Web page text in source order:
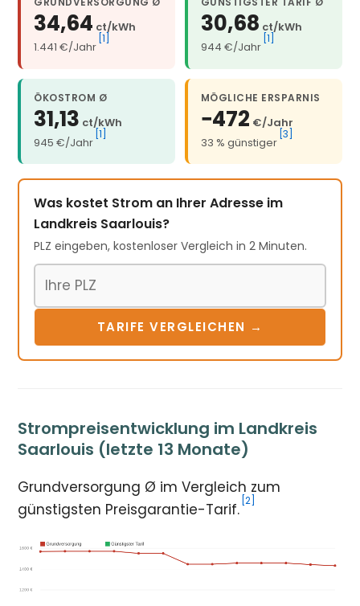
34,64 ct/kWh
1.441 €/Jahr
[1]
30,68 ct/kWh
944 €/Jahr
[1]
ÖKOSTROM Ø
31,13 ct/kWh
945 €/Jahr
[1]
MÖGLICHE ERSPARNIS
−472 €/Jahr
33 % günstiger
[3]
Was kostet Strom an Ihrer Adresse im
Landkreis Saarlouis?
PLZ eingeben, kostenloser Vergleich in 2 Minuten.
TARIFE VERGLEICHEN →
Strompreisentwicklung im Landkreis
Saarlouis (letzte 13 Monate)
Grundversorgung Ø im Vergleich zum
günstigsten Preisgarantie-Tarif. [2]